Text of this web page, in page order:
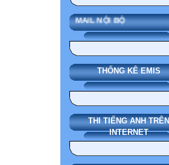
MAIL NỘI BỘ
THỐNG KÊ EMIS
THI TIẾNG ANH TRÊN
INTERNET